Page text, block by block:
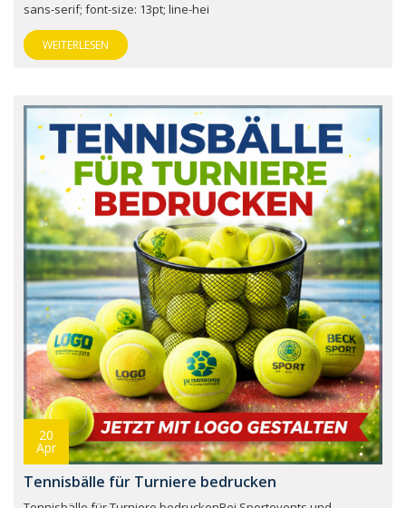
sans-serif; font-size: 13pt; line-hei
WEITERLESEN
20
Apr
Tennisbälle für Turniere bedrucken